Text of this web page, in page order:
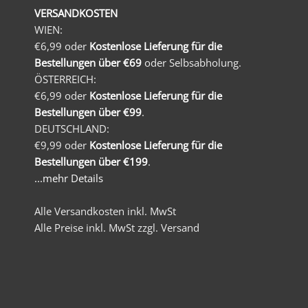
VERSANDKOSTEN
WIEN:
€6,99 oder Kostenlose Lieferung für die
Bestellungen über €69 oder Selbsabholung.
ÖSTERREICH:
€6,99 oder Kostenlose Lieferung für die
Bestellungen über €99.
DEUTSCHLAND:
€9,99 oder Kostenlose Lieferung für die
Bestellungen über €199.
...mehr Details
Alle Versandkosten inkl. MwSt
Alle Preise inkl. MwSt zzgl. Versand